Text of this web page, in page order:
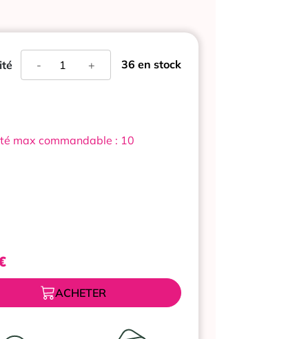
36 en stock
+
SOLUTION
-
max commandable : 10
ACHETER